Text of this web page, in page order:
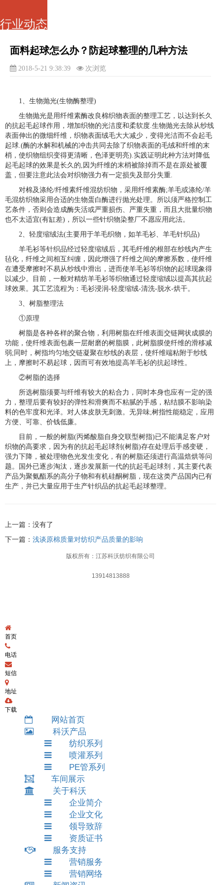
行业动态
面料起球怎么办？防起球整理的几种方法
2018-5-21 9:38:39 次浏览
1、生物抛光(生物酶整理)
生物抛光是用纤维素酶改良棉织物表面的整理工艺，以达到长久
的抗起毛起球作用，增加织物的光洁度和柔软度.生物抛光去除从纱线
表面伸出的微细纤维，织物表面绒毛大大减少，变得光洁而不会起毛
起球.(酶的水解和机械的冲击共同去除了织物表面的毛绒和纤维的末
梢，使织物组织变得更清晰，色泽更明亮).实践证明此种方法对降低
起毛起球的效果是长久的,因为纤维的末梢被除掉而不是在原处被覆
盖，但要注意此法会对织物强力有一定损失及部分失重.
对棉及涤纶/纤维素纤维混纺织物，采用纤维素酶;羊毛或涤纶/羊
毛混纺织物采用合适的生物蛋白酶进行抛光处理。所以须严格控制工
艺条件，否则会造成酶失活或严重损伤、严重失重，而且大批量织物
也不太适宜(有缸差)，所以一些针织物染整厂不愿应用此法。
2、轻度缩绒法(主要用于羊毛织物，如羊毛衫、羊毛针织品)
羊毛衫等针织品经过轻度缩绒后，其毛纤维的根部在纱线内产生
毡化，纤维之间相互纠缠，因此增强了纤维之间的摩擦系数，使纤维
在遭受摩擦时不易从纱线中滑出，进而使羊毛衫等织物的起球现象得
以减少。目前，一般对精纺羊毛衫等织物通过轻度缩绒以提高其抗起
球效果。其工艺流程为：毛衫浸润-轻度缩绒-清洗-脱水-烘干。
3、树脂整理法
①原理
树脂是各种各样的聚合物，利用树脂在纤维表面交链网状成膜的
功能，使纤维表面包裹一层耐磨的树脂膜，此树脂膜使纤维的滑移减
弱;同时，树指均匀地交链凝聚在纱线的表层，使纤维端粘附于纱线
上，摩擦时不易起球，因而可有效地提高羊毛衫的抗起球性。
②树脂的选择
所选树脂须要与纤维有较大的粘合力，同时本身也应有一定的强
力，整理后要有较好的弹性和滑爽而不粘腻的手感，粘结膜不影响染
料的色牢度和光泽。对人体皮肤无刺激。无异味;树指性能稳定，应用
方便、可靠、价钱低廉。
目前，一般的树脂(丙烯酸脂自身交联型树指)已不能满足客户对
织物的高要求，因为有的抗起毛起球剂(树脂)存在处理后手感变硬，
强力下降，被处理物色光发生变化，有的树脂还须进行高温焙烘等问
题。国外已逐步淘汰，逐步发展新一代的抗起毛起球剂，其主要代表
产品为聚氨酯系的高分子物和有机硅酮树脂，现在这类产品国内已有
生产，并已大量应用于生产针织品的抗起毛起球整理。
上一篇：没有了
下一篇： 浅谈原棉质量对纺织产品质量的影响
版权所有：江苏科沃纺织有限公司
13914813888
首页
电话
短信
地址
下载
网站首页
科沃产品
纺织系列
喷灌系列
PE管系列
车间展示
关于科沃
企业简介
企业文化
领导致辞
资质证书
服务支持
营销服务
营销网络